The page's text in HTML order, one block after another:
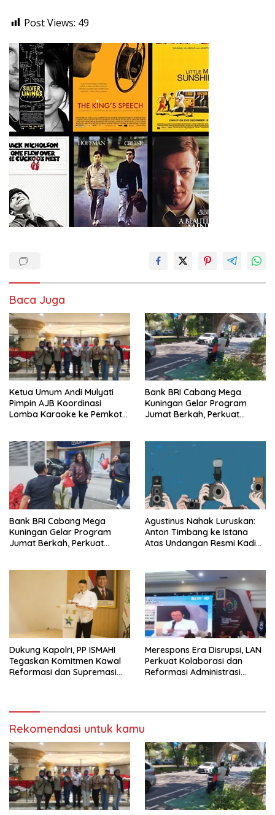
Post Views: 49
Baca Juga
Ketua Umum Andi Mulyati
Pimpin AJB Koordinasi
Lomba Karaoke ke Pemkot
Bank BRI Cabang Mega
Kuningan Gelar Program
Jumat Berkah, Perkuat
Bank BRI Cabang Mega
Kuningan Gelar Program
Jumat Berkah, Perkuat
Agustinus Nahak Luruskan:
Anton Timbang ke Istana
Atas Undangan Resmi Kadin,
Dukung Kapolri, PP ISMAHI
Tegaskan Komitmen Kawal
Reformasi dan Supremasi
Merespons Era Disrupsi, LAN
Perkuat Kolaborasi dan
Reformasi Administrasi
Rekomendasi untuk kamu